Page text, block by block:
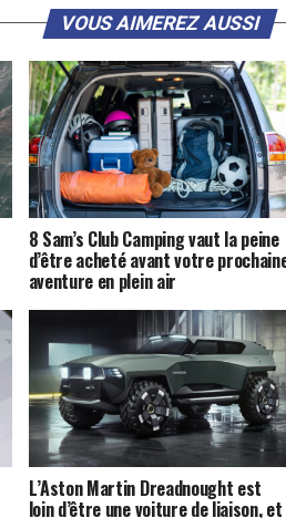
VOUS AIMEREZ AUSSI
8 Sam’s Club Camping vaut la peine
d’être acheté avant votre
aventure en plein air
L’Aston Martin Dreadnought est
loin d’être une voiture de liaison, et